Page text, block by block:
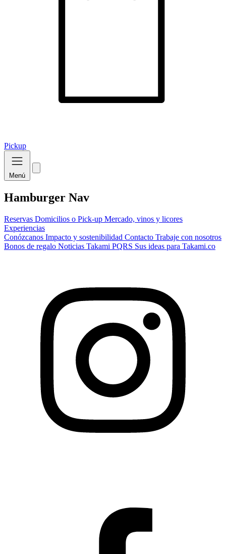
Pickup
Menú
Hamburger Nav
Reservas Domicilios o Pick-up Mercado, vinos y licores
Experiencias
Conózcanos Impacto y sostenibilidad Contacto Trabaje con nosotros
Bonos de regalo Noticias Takami PQRS Sus ideas para Takami.co